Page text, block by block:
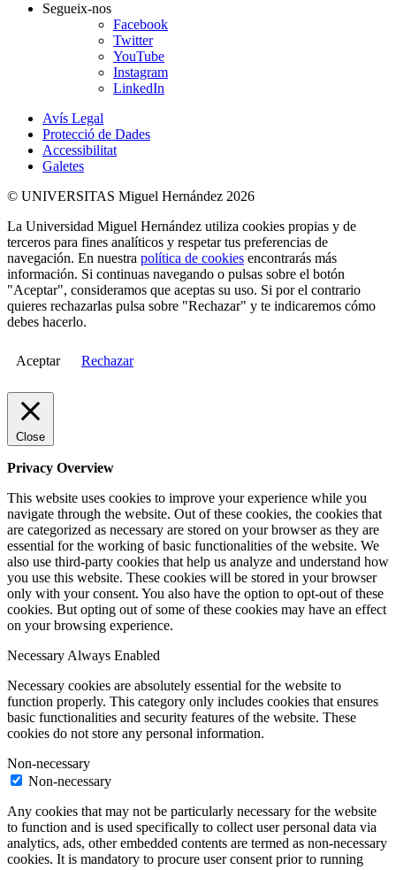
Segueix-nos
Facebook
Twitter
YouTube
Instagram
LinkedIn
Avís Legal
Protecció de Dades
Accessibilitat
Galetes
© UNIVERSITAS Miguel Hernández 2026
La Universidad Miguel Hernández utiliza cookies propias y de
terceros para fines analíticos y respetar tus preferencias de
navegación. En nuestra política de cookies encontrarás más
información. Si continuas navegando o pulsas sobre el botón
"Aceptar", consideramos que aceptas su uso. Si por el contrario
quieres rechazarlas pulsa sobre "Rechazar" y te indicaremos cómo
debes hacerlo.
Aceptar Rechazar
Close
Privacy Overview
This website uses cookies to improve your experience while you
navigate through the website. Out of these cookies, the cookies that
are categorized as necessary are stored on your browser as they are
essential for the working of basic functionalities of the website. We
also use third-party cookies that help us analyze and understand how
you use this website. These cookies will be stored in your browser
only with your consent. You also have the option to opt-out of these
cookies. But opting out of some of these cookies may have an effect
on your browsing experience.
NecessaryAlways Enabled
Necessary cookies are absolutely essential for the website to
function properly. This category only includes cookies that ensures
basic functionalities and security features of the website. These
cookies do not store any personal information.
Non-necessary
Non-necessary
Any cookies that may not be particularly necessary for the website
to function and is used specifically to collect user personal data via
analytics, ads, other embedded contents are termed as non-necessary
cookies. It is mandatory to procure user consent prior to running